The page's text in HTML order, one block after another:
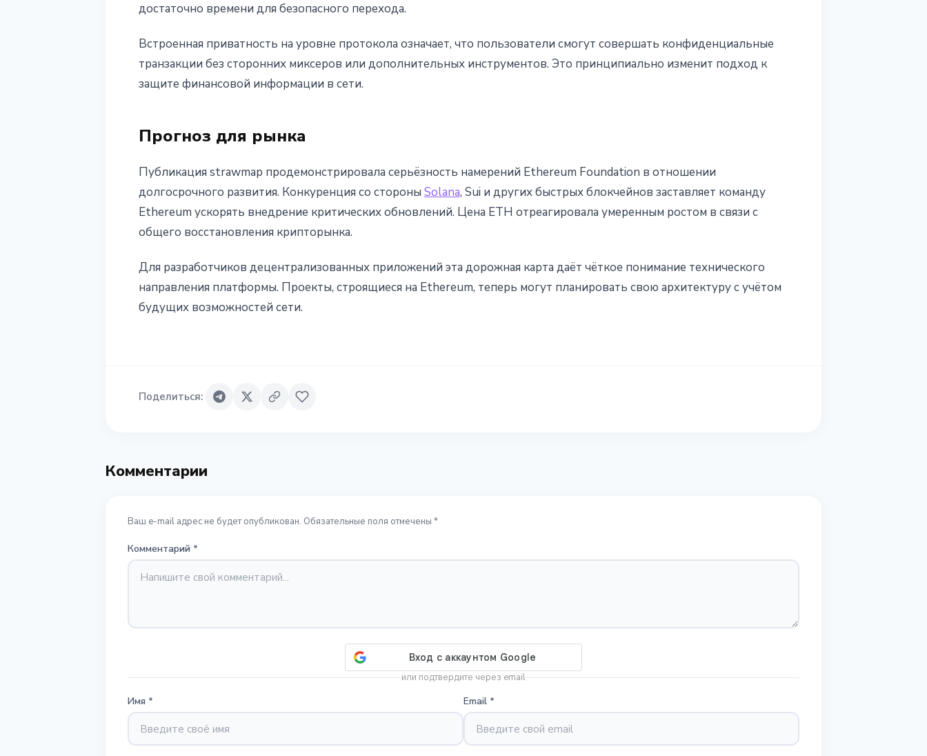
достаточно времени для безопасного перехода.
Встроенная приватность на уровне протокола означает, что пользователи смогут совершать конфиденциальные
транзакции без сторонних миксеров или дополнительных инструментов. Это принципиально изменит подход к
защите финансовой информации в сети.
Прогноз для рынка
Публикация strawmap продемонстрировала серьёзность намерений Ethereum Foundation в отношении
долгосрочного развития. Конкуренция со стороны Solana, Sui и других быстрых блокчейнов заставляет команду
Ethereum ускорять внедрение критических обновлений. Цена ETH отреагировала умеренным ростом в связи с
общего восстановления крипторынка.
Для разработчиков децентрализованных приложений эта дорожная карта даёт чёткое понимание технического
направления платформы. Проекты, строящиеся на Ethereum, теперь могут планировать свою архитектуру с учётом
будущих возможностей сети.
Поделиться:
Комментарии
Ваш e-mail адрес не будет опубликован. Обязательные поля отмечены *
Комментарий *
или подтвердите через email
Имя * Email *